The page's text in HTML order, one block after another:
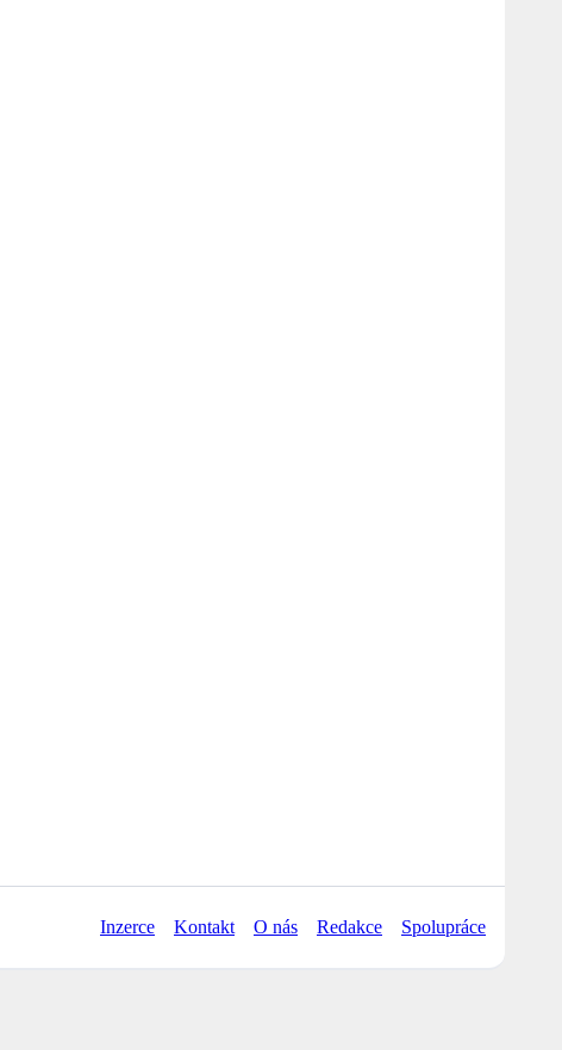
Inzerce Kontakt O nás Redakce Spolupráce